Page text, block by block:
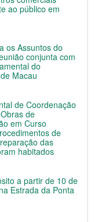
ao público em
os Assuntos do
conjunta com
do
Macau
de Coordenação
de
em Curso
de
das
habitados
a partir de 10 de
Estrada da Ponta